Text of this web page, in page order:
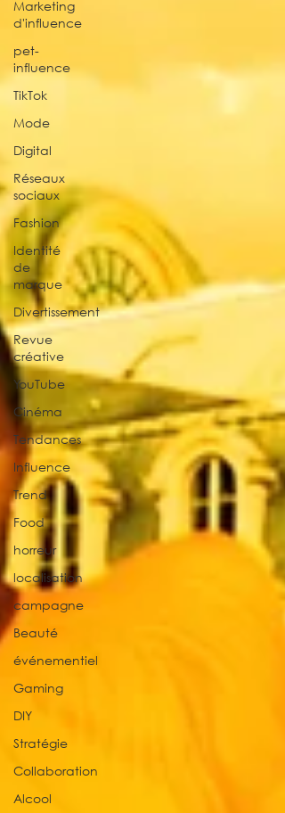
Marketing
d'influence
pet-
influence
TikTok
Mode
Digital
Réseaux
sociaux
Fashion
Identité
de
marque
Divertissement
Revue
créative
YouTube
Cinéma
Tendances
Influence
Trend
Food
horreur
localisation
campagne
Beauté
événementiel
Gaming
DIY
Stratégie
Collaboration
Alcool